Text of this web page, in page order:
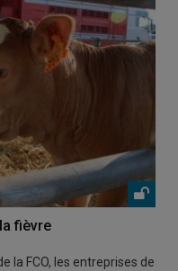
fièvre
la FCO, les entreprises de